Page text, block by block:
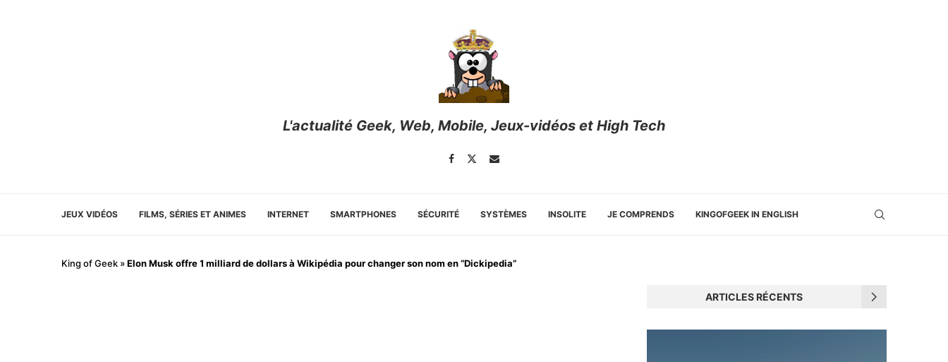
L'actualité Geek, Web, Mobile, Jeux-vidéos et High Tech
JEUX VIDÉOS FILMS, SÉRIES ET ANIMES INTERNET SMARTPHONES SÉCURITÉ SYSTÈMES INSOLITE JE COMPRENDS KINGOFGEEK IN ENGLISH
King of Geek »Elon Musk offre 1 milliard de dollars à Wikipédia pour changer son nom en “Dickipedia”
ARTICLES RÉCENTS